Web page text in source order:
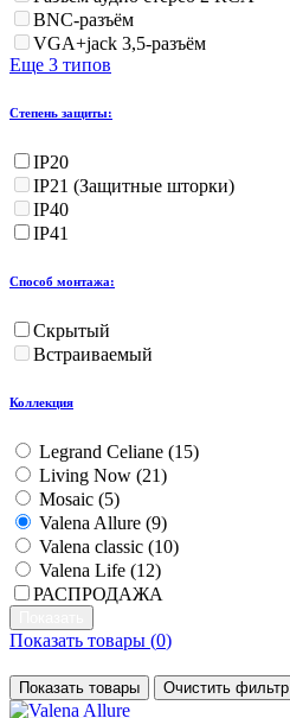
BNC-разъём
VGA+jack 3,5-разъём
Еще 3 типов
Степень защиты:
IP20
IP21 (Защитные шторки)
IP40
IP41
Способ монтажа:
Скрытый
Встраиваемый
Коллекция
Legrand Celiane (15)
Living Now (21)
Mosaic (5)
Valena Allure (9)
Valena classic (10)
Valena Life (12)
РАСПРОДАЖА
Показать товары (0)
Показать товары Очистить фильтр